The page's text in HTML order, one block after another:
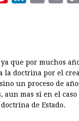
e
s
d
I
n
que por muchos
doctrina por el
un proceso de
aun mas si en el
de Estado.